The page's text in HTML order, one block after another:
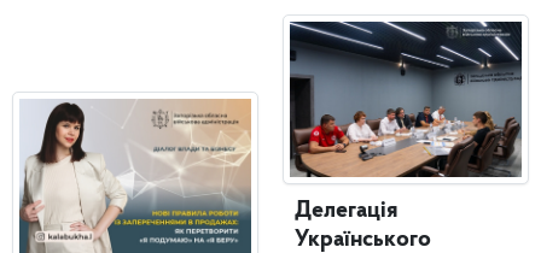
Делегація
Українського